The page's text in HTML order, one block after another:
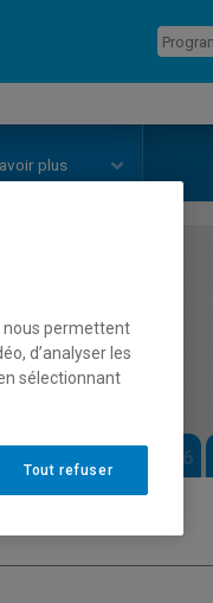
plus
données
- Automne 2026
nous permettent
d’analyser les
sélectionnant
Tout refuser